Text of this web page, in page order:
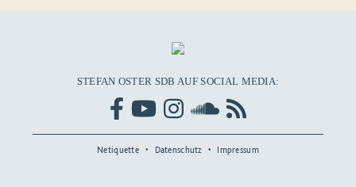
STEFAN OSTER SDB AUF SOCIAL MEDIA:
Netiquette Datenschutz Impressum